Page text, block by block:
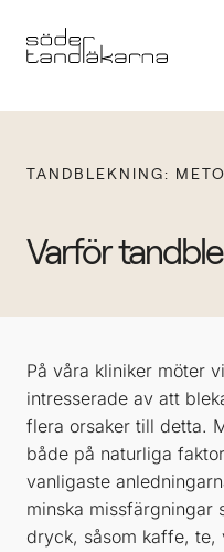
TANDBLEKNING:
Varför
På våra kliniker möter
intresserade av att
flera orsaker till detta.
både på naturliga
vanligaste
minska missfärgningar
dryck, såsom kaffe, te,